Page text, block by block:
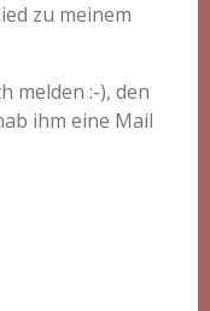
zu meinem
melden :-), den
ihm eine Mail